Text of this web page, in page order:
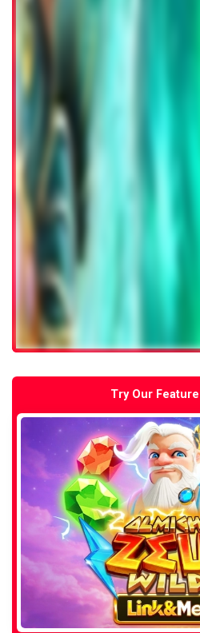
Try Our